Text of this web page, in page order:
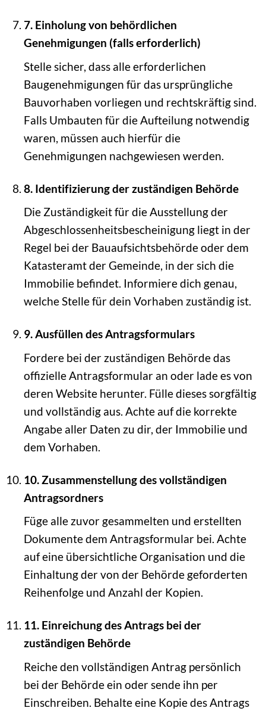
7. Einholung von behördlichen
Genehmigungen (falls erforderlich)
Stelle sicher, dass alle erforderlichen
Baugenehmigungen für das ursprüngliche
Bauvorhaben vorliegen und rechtskräftig sind.
Falls Umbauten für die Aufteilung notwendig
waren, müssen auch hierfür die
Genehmigungen nachgewiesen werden.
8. Identifizierung der zuständigen Behörde
Die Zuständigkeit für die Ausstellung der
Abgeschlossenheitsbescheinigung liegt in der
Regel bei der Bauaufsichtsbehörde oder dem
Katasteramt der Gemeinde, in der sich die
Immobilie befindet. Informiere dich genau,
welche Stelle für dein Vorhaben zuständig ist.
9. Ausfüllen des Antragsformulars
Fordere bei der zuständigen Behörde das
offizielle Antragsformular an oder lade es von
deren Website herunter. Fülle dieses sorgfältig
und vollständig aus. Achte auf die korrekte
Angabe aller Daten zu dir, der Immobilie und
dem Vorhaben.
10. Zusammenstellung des vollständigen
Antragsordners
Füge alle zuvor gesammelten und erstellten
Dokumente dem Antragsformular bei. Achte
auf eine übersichtliche Organisation und die
Einhaltung der von der Behörde geforderten
Reihenfolge und Anzahl der Kopien.
11. Einreichung des Antrags bei der
zuständigen Behörde
Reiche den vollständigen Antrag persönlich
bei der Behörde ein oder sende ihn per
Einschreiben. Behalte eine Kopie des Antrags